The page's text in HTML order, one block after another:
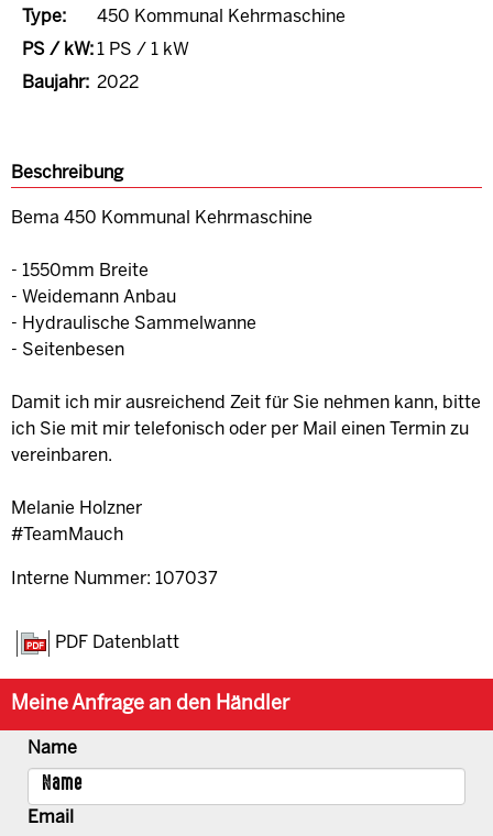
Type:
450 Kommunal Kehrmaschine
PS / kW: 1 PS / 1 kW
Baujahr: 2022
Beschreibung
Bema 450 Kommunal Kehrmaschine
- 1550mm Breite
- Weidemann Anbau
- Hydraulische Sammelwanne
- Seitenbesen
Damit ich mir ausreichend Zeit für Sie nehmen kann, bitte
ich Sie mit mir telefonisch oder per Mail einen Termin zu
vereinbaren.
Melanie Holzner
#TeamMauch
Interne Nummer: 107037
PDF Datenblatt
Meine Anfrage an den Händler
Name
Email